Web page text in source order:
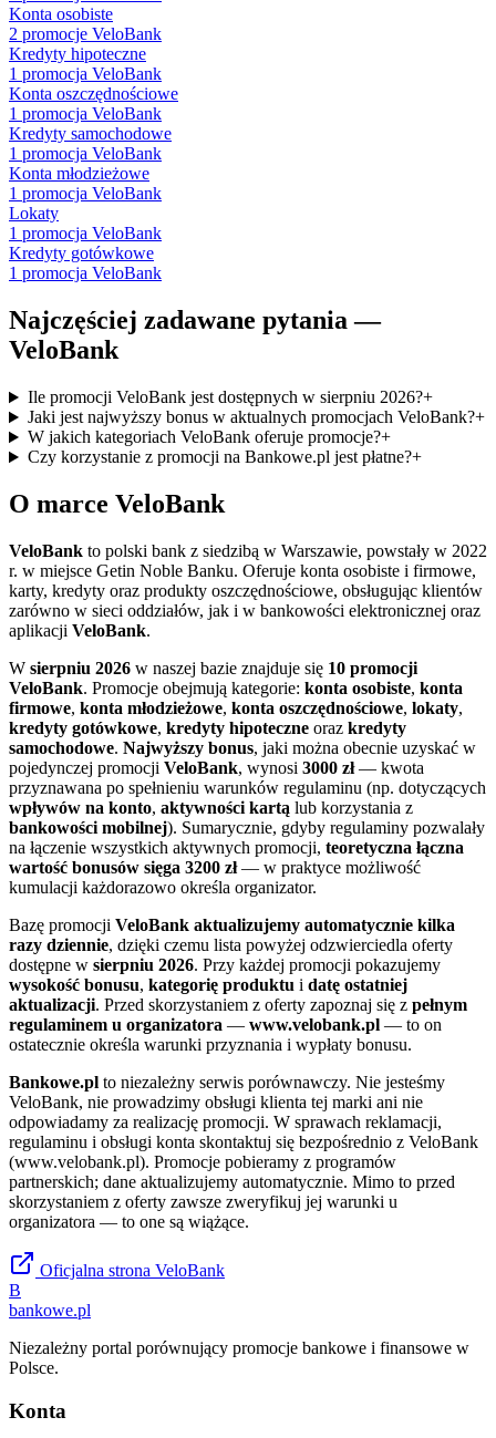
Konta osobiste
2 promocje VeloBank
Kredyty hipoteczne
1 promocja VeloBank
Konta oszczędnościowe
1 promocja VeloBank
Kredyty samochodowe
1 promocja VeloBank
Konta młodzieżowe
1 promocja VeloBank
Lokaty
1 promocja VeloBank
Kredyty gotówkowe
1 promocja VeloBank
Najczęściej zadawane pytania —
VeloBank
Ile promocji VeloBank jest dostępnych w sierpniu 2026?+
Jaki jest najwyższy bonus w aktualnych promocjach VeloBank?+
W jakich kategoriach VeloBank oferuje promocje?+
Czy korzystanie z promocji na Bankowe.pl jest płatne?+
O marce VeloBank
VeloBank to polski bank z siedzibą w Warszawie, powstały w 2022
r. w miejsce Getin Noble Banku. Oferuje konta osobiste i firmowe,
karty, kredyty oraz produkty oszczędnościowe, obsługując klientów
zarówno w sieci oddziałów, jak i w bankowości elektronicznej oraz
aplikacji VeloBank.
W sierpniu 2026 w naszej bazie znajduje się 10 promocji
VeloBank. Promocje obejmują kategorie: konta osobiste, konta
firmowe, konta młodzieżowe, konta oszczędnościowe, lokaty,
kredyty gotówkowe, kredyty hipoteczne oraz kredyty
samochodowe. Najwyższy bonus, jaki można obecnie uzyskać w
pojedynczej promocji VeloBank, wynosi 3000 zł— kwota
przyznawana po spełnieniu warunków regulaminu (np. dotyczących
wpływów na konto, aktywności kartą lub korzystania z
bankowości mobilnej). Sumarycznie, gdyby regulaminy pozwalały
na łączenie wszystkich aktywnych promocji, teoretyczna łączna
wartość bonusów sięga 3200 zł— w praktyce możliwość
kumulacji każdorazowo określa organizator.
Bazę promocji VeloBank aktualizujemy automatycznie kilka
razy dziennie, dzięki czemu lista powyżej odzwierciedla oferty
dostępne w sierpniu 2026. Przy każdej promocji pokazujemy
wysokość bonusu, kategorię produktu i datę ostatniej
aktualizacji. Przed skorzystaniem z oferty zapoznaj się z pełnym
regulaminem u organizatora — www.velobank.pl — to on
ostatecznie określa warunki przyznania i wypłaty bonusu.
Bankowe.pl to niezależny serwis porównawczy. Nie jesteśmy
VeloBank, nie prowadzimy obsługi klienta tej marki ani nie
odpowiadamy za realizację promocji. W sprawach reklamacji,
regulaminu i obsługi konta skontaktuj się bezpośrednio z VeloBank
(www.velobank.pl). Promocje pobieramy z programów
partnerskich; dane aktualizujemy automatycznie. Mimo to przed
skorzystaniem z oferty zawsze zweryfikuj jej warunki u
organizatora — to one są wiążące.
Oficjalna strona VeloBank
B
bankowe.pl
Niezależny portal porównujący promocje bankowe i finansowe w
Polsce.
Konta